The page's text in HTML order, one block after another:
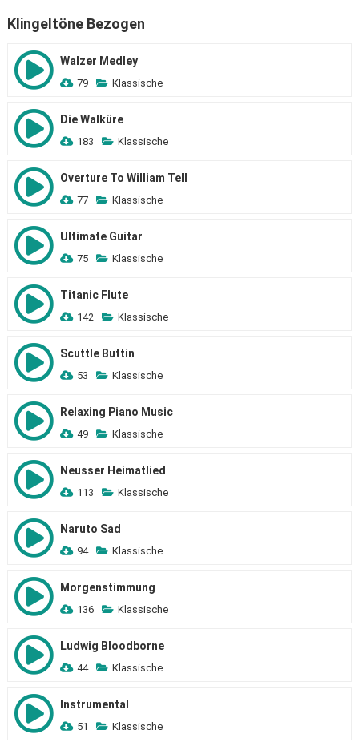
Klingeltöne Bezogen
Walzer Medley
79 Klassische
Die Walküre
183 Klassische
Overture To William Tell
77 Klassische
Ultimate Guitar
75 Klassische
Titanic Flute
142 Klassische
Scuttle Buttin
53 Klassische
Relaxing Piano Music
49 Klassische
Neusser Heimatlied
113 Klassische
Naruto Sad
94 Klassische
Morgenstimmung
136 Klassische
Ludwig Bloodborne
44 Klassische
Instrumental
51 Klassische